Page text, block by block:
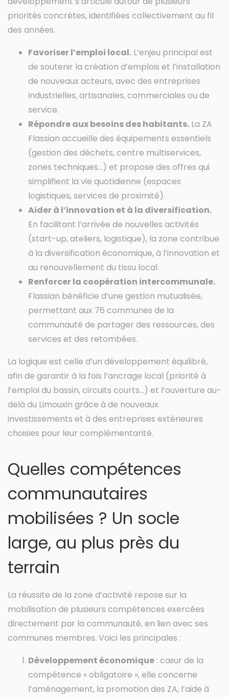
priorités concrètes, identifiées collectivement au fil
des années.
Favoriser l’emploi local. L’enjeu principal est
de soutenir la création d’emplois et l’installation
de nouveaux acteurs, avec des entreprises
industrielles, artisanales, commerciales ou de
service.
Répondre aux besoins des habitants. La ZA
Flassian accueille des équipements essentiels
(gestion des déchets, centre multiservices,
zones techniques…) et propose des offres qui
simplifient la vie quotidienne (espaces
logistiques, services de proximité).
Aider à l’innovation et à la diversification.
En facilitant l’arrivée de nouvelles activités
(start-up, ateliers, logistique), la zone contribue
à la diversification économique, à l’innovation et
au renouvellement du tissu local.
Renforcer la coopération intercommunale.
Flassian bénéficie d’une gestion mutualisée,
permettant aux 76 communes de la
communauté de partager des ressources, des
services et des retombées.
La logique est celle d’un développement équilibré,
afin de garantir à la fois l’ancrage local (priorité à
l’emploi du bassin, circuits courts…) et l’ouverture au-
delà du Limouxin grâce à de nouveaux
investissements et à des entreprises extérieures
choisies pour leur complémentarité.
Quelles compétences
communautaires
mobilisées ? Un socle
large, au plus près du
terrain
La réussite de la zone d’activité repose sur la
mobilisation de plusieurs compétences exercées
directement par la communauté, en lien avec ses
communes membres. Voici les principales :
Développement économique : cœur de la
compétence « obligatoire », elle concerne
l’aménagement, la promotion des ZA, l’aide à